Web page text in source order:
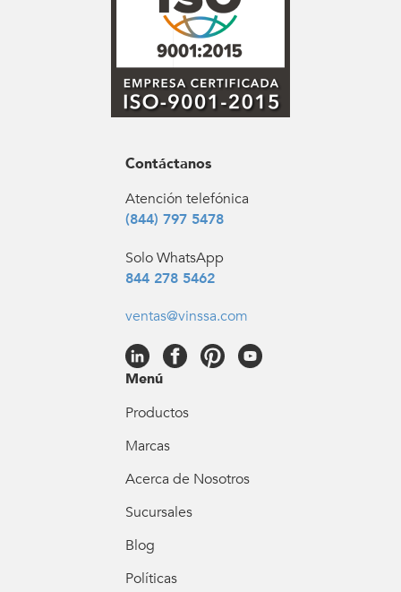
Contáctanos
Atención telefónica
(844) 797 5478
Solo WhatsApp
844 278 5462
ventas@vinssa.com
Menú
Productos
Marcas
Acerca de Nosotros
Sucursales
Blog
Políticas